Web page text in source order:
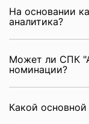
На основании
аналитика?
Может ли СПК
номинации?
Какой